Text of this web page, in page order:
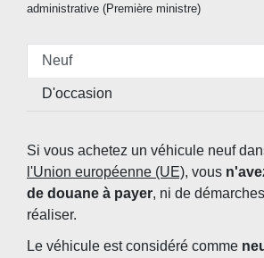
administrative (Première ministre)
Neuf
D'occasion
Si vous achetez un véhicule neuf
l'Union européenne (UE), vous
de douane à payer, ni de
réaliser.
Le véhicule est considéré comme